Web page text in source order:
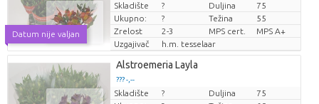
Datum nije valjan
Cijena po komadu
Skladište ? Duljina
75
Ukupno:
? Težina
55
Zrelost
2-3 MPS cert.
MPS A+
Uzgajivač
h.m. tesselaar
Alstroemeria Layla
??? -,--
Cijena po komadu
Skladište ? Duljina
75